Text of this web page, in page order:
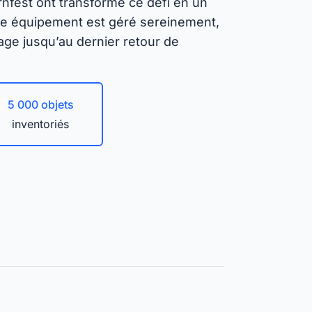
internes
Assurez la disponibilité de vos
moyens opérationnels et gérez
Isar Aerospace
les Success Stories
équipement est géré sereinement,
jusqu’au dernier retour de
5 000 objets
inventoriés